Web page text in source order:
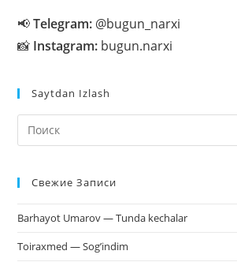
📢Telegram: @bugun_narxi
📸 Instagram: bugun.narxi
Saytdan Izlash
Свежие Записи
Barhayot Umarov — Tunda kechalar
Toiraxmed — Sog’indim